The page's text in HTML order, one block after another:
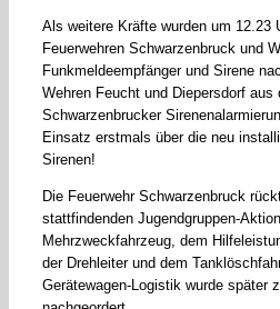
Als weitere Kräfte wurden um 12.23
Feuerwehren Schwarzenbruck und
Funkmeldeempfänger und Sirene
Wehren Feucht und Diepersdorf
Schwarzenbrucker
Einsatz erstmals über die neu
Sirenen!
Die Feuerwehr Schwarzenbruck
stattfindenden Jugendgruppen-
Mehrzweckfahrzeug, dem
der Drehleiter und dem
Gerätewagen-Logistik wurde später